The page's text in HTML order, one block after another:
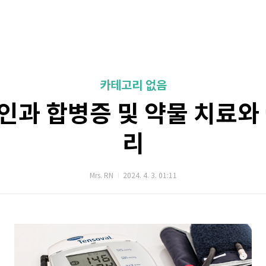
카테고리 없음
과 합병증 및 약물 치료와
리
Mrs. RN 2024. 4. 3. 01:11